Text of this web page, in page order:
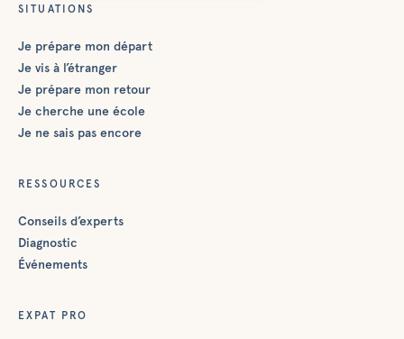
SITUATIONS
Je prépare mon départ
Je vis à l’étranger
Je prépare mon retour
Je cherche une école
Je ne sais pas encore
RESSOURCES
Conseils d’experts
Diagnostic
Événements
EXPAT PRO